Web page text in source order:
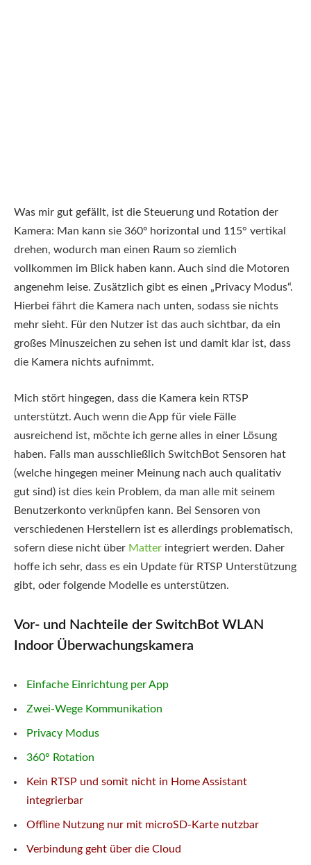
Was mir gut gefällt, ist die Steuerung und Rotation der
Kamera: Man kann sie 360º horizontal und 115° vertikal
drehen, wodurch man einen Raum so ziemlich
vollkommen im Blick haben kann. Auch sind die Motoren
angenehm leise. Zusätzlich gibt es einen „Privacy Modus“.
Hierbei fährt die Kamera nach unten, sodass sie nichts
mehr sieht. Für den Nutzer ist das auch sichtbar, da ein
großes Minuszeichen zu sehen ist und damit klar ist, dass
die Kamera nichts aufnimmt.
Mich stört hingegen, dass die Kamera kein RTSP
unterstützt. Auch wenn die App für viele Fälle
ausreichend ist, möchte ich gerne alles in einer Lösung
haben. Falls man ausschließlich SwitchBot Sensoren hat
(welche hingegen meiner Meinung nach auch qualitativ
gut sind) ist dies kein Problem, da man alle mit seinem
Benutzerkonto verknüpfen kann. Bei Sensoren von
verschiedenen Herstellern ist es allerdings problematisch,
sofern diese nicht über Matter integriert werden. Daher
hoffe ich sehr, dass es ein Update für RTSP Unterstützung
gibt, oder folgende Modelle es unterstützen.
Vor- und Nachteile der SwitchBot WLAN
Indoor Überwachungskamera
Einfache Einrichtung per App
Zwei-Wege Kommunikation
Privacy Modus
360° Rotation
Kein RTSP und somit nicht in Home Assistant
integrierbar
Offline Nutzung nur mit microSD-Karte nutzbar
Verbindung geht über die Cloud